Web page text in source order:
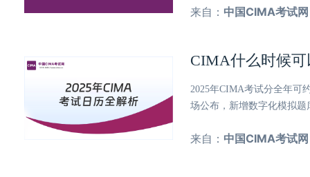
来自： 中国CIMA考试网
CIMA什么时候
2025年CIMA考试分全年可
场公布，新增数字化模拟
来自： 中国CIMA考试网